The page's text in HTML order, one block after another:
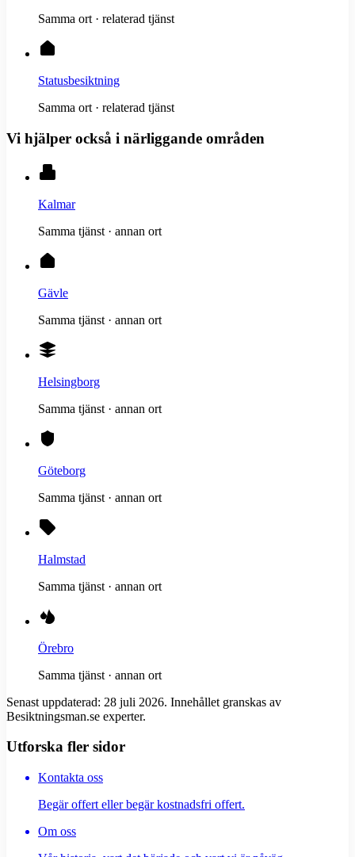
Samma ort · relaterad tjänst
Statusbesiktning
Samma ort · relaterad tjänst
Vi hjälper också i närliggande områden
Kalmar
Samma tjänst · annan ort
Gävle
Samma tjänst · annan ort
Helsingborg
Samma tjänst · annan ort
Göteborg
Samma tjänst · annan ort
Halmstad
Samma tjänst · annan ort
Örebro
Samma tjänst · annan ort
Senast uppdaterad: 28 juli 2026. Innehållet granskas av
Besiktningsman.se experter.
Utforska fler sidor
Kontakta oss
Begär offert eller begär kostnadsfri offert.
Om oss